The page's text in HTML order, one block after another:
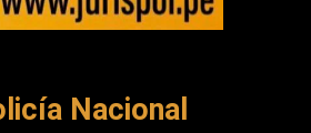
Nacional